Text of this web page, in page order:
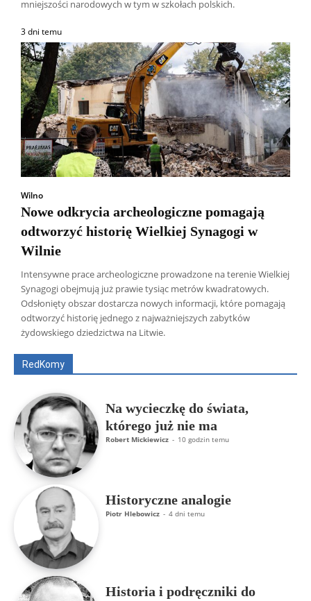
mniejszości narodowych w tym w szkołach polskich.
3 dni temu
Wilno
Nowe odkrycia archeologiczne pomagają
odtworzyć historię Wielkiej Synagogi w
Wilnie
Intensywne prace archeologiczne prowadzone na terenie Wielkiej
Synagogi obejmują już prawie tysiąc metrów kwadratowych.
Odsłonięty obszar dostarcza nowych informacji, które pomagają
odtworzyć historię jednego z najważniejszych zabytków
żydowskiego dziedzictwa na Litwie.
RedKomy
Wszyscy Aleksander Borowik
Antoni Radczenko
Artur Płokszto
Grzegorz Górny
ks. Jarosław Wąsowicz SDB
Na wycieczkę do świata,
którego już nie ma
Robert Mickiewicz - 10 godzin temu
Historyczne analogie
Piotr Hlebowicz - 4 dni temu
Historia i podręczniki do